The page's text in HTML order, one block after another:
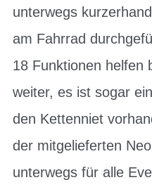
unterwegs
am Fahrrad
18 Funktionen helfen
weiter, es ist sogar
den Kettenniet
der mitgelieferten
unterwegs für alle